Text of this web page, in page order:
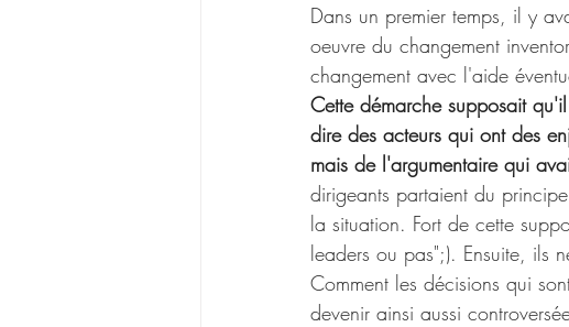
Dans un premier temps, il y
oeuvre du changement
changement avec l'aide
Cette démarche supposait
dire des acteurs qui ont des
mais de l'argumentaire qui
dirigeants partaient du
la situation. Fort de cette
leaders ou pas";). Ensuite, ils
Comment les décisions qui
devenir ainsi aussi